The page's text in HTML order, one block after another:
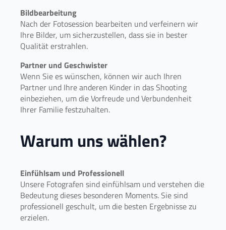
Bildbearbeitung
Nach der Fotosession bearbeiten und verfeinern wir
Ihre Bilder, um sicherzustellen, dass sie in bester
Qualität erstrahlen.
Partner und Geschwister
Wenn Sie es wünschen, können wir auch Ihren
Partner und Ihre anderen Kinder in das Shooting
einbeziehen, um die Vorfreude und Verbundenheit
Ihrer Familie festzuhalten.
Warum uns wählen?
Einfühlsam und Professionell
Unsere Fotografen sind einfühlsam und verstehen die
Bedeutung dieses besonderen Moments. Sie sind
professionell geschult, um die besten Ergebnisse zu
erzielen.